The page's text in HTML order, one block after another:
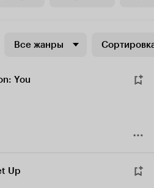
Все жанры
You
Up